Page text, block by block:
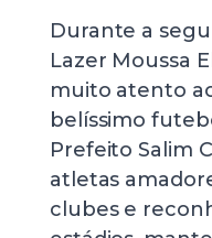
Durante a
Lazer Moussa
muito atento
belíssimo
Prefeito Salim
atletas
clubes e